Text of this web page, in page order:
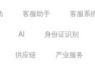
客服助手 客服系
AI 身份证识别
供应链 产业服务